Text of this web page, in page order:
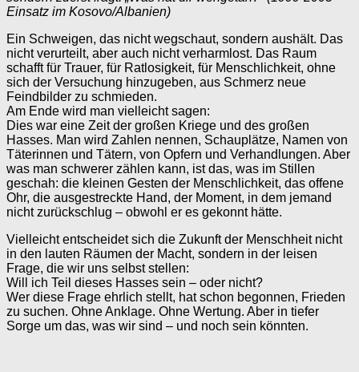
Einsatz im Kosovo/Albanien)
Ein Schweigen, das nicht wegschaut, sondern aushält. Das
nicht verurteilt, aber auch nicht verharmlost. Das Raum
schafft für Trauer, für Ratlosigkeit, für Menschlichkeit, ohne
sich der Versuchung hinzugeben, aus Schmerz neue
Feindbilder zu schmieden.
Am Ende wird man vielleicht sagen:
Dies war eine Zeit der großen Kriege und des großen
Hasses. Man wird Zahlen nennen, Schauplätze, Namen von
Täterinnen und Tätern, von Opfern und Verhandlungen. Aber
was man schwerer zählen kann, ist das, was im Stillen
geschah: die kleinen Gesten der Menschlichkeit, das offene
Ohr, die ausgestreckte Hand, der Moment, in dem jemand
nicht zurückschlug – obwohl er es gekonnt hätte.
Vielleicht entscheidet sich die Zukunft der Menschheit nicht
in den lauten Räumen der Macht, sondern in der leisen
Frage, die wir uns selbst stellen:
Will ich Teil dieses Hasses sein – oder nicht?
Wer diese Frage ehrlich stellt, hat schon begonnen, Frieden
zu suchen. Ohne Anklage. Ohne Wertung. Aber in tiefer
Sorge um das, was wir sind – und noch sein könnten.